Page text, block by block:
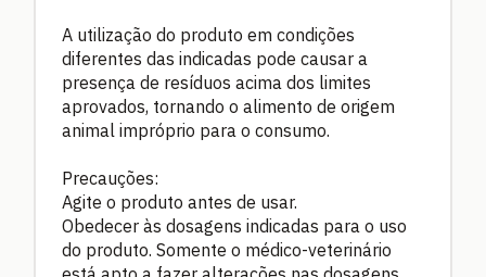
A utilização do produto em condições
diferentes das indicadas pode causar a
presença de resíduos acima dos limites
aprovados, tornando o alimento de origem
animal impróprio para o consumo.
Precauções:
Agite o produto antes de usar.
Obedecer às dosagens indicadas para o uso
do produto. Somente o médico-veterinário